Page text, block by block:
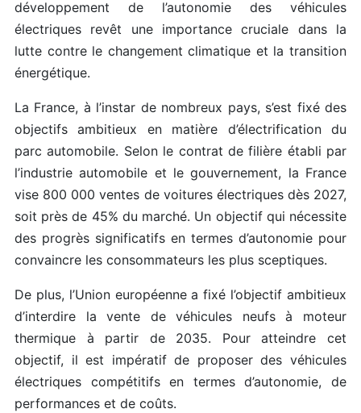
développement de l’autonomie des véhicules
électriques revêt une importance cruciale dans la
lutte contre le changement climatique et la transition
énergétique.
La France, à l’instar de nombreux pays, s’est fixé des
objectifs ambitieux en matière d’électrification du
parc automobile. Selon le contrat de filière établi par
l’industrie automobile et le gouvernement, la France
vise 800 000 ventes de voitures électriques dès 2027,
soit près de 45% du marché. Un objectif qui nécessite
des progrès significatifs en termes d’autonomie pour
convaincre les consommateurs les plus sceptiques.
De plus, l’Union européenne a fixé l’objectif ambitieux
d’interdire la vente de véhicules neufs à moteur
thermique à partir de 2035. Pour atteindre cet
objectif, il est impératif de proposer des véhicules
électriques compétitifs en termes d’autonomie, de
performances et de coûts.